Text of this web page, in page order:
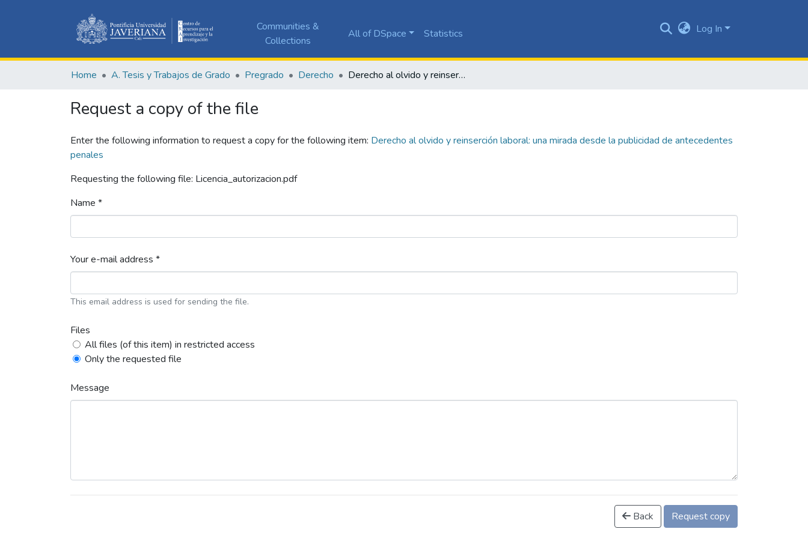
Communities &
Collections
All of DSpace Statistics Log In
Home A. Tesis y Trabajos de Grado Pregrado Derecho Derecho al olvido y reinserción laboral: una mirada desde la publicidad de antecedentes penales
Request a copy of the file
Enter the following information to request a copy for the following item: Derecho al olvido y reinserción laboral: una mirada desde la publicidad de antecedentes
penales
Requesting the following file: Licencia_autorizacion.pdf
Name *
Your e-mail address *
This email address is used for sending the file.
Files
All files (of this item) in restricted access
Only the requested file
Message
Back Request copy